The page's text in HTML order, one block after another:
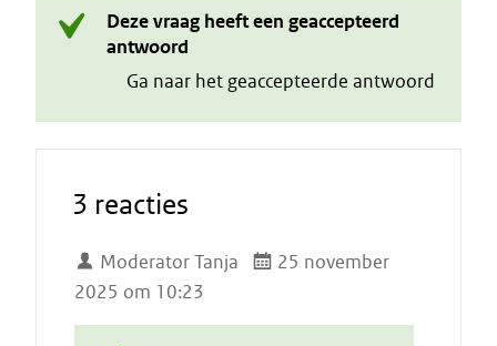
Deze vraag heeft een geaccepteerd
antwoord
Ga naar het geaccepteerde antwoord
3 reacties
Moderator Tanja
25 november
2025 om 10:23